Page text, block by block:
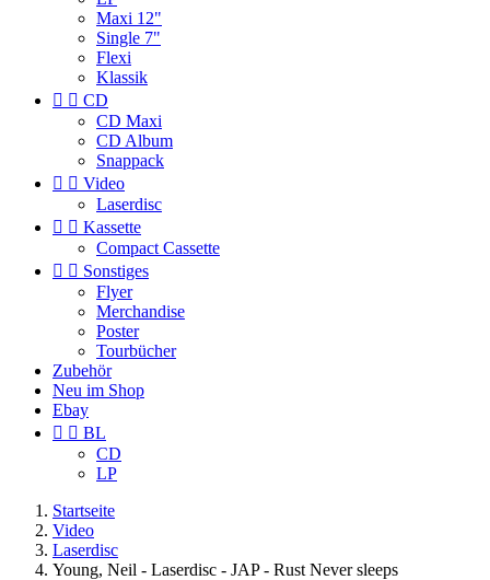
Maxi 12"
Single 7"
Flexi
Klassik
  CD
CD Maxi
CD Album
Snappack
  Video
Laserdisc
  Kassette
Compact Cassette
  Sonstiges
Flyer
Merchandise
Poster
Tourbücher
Zubehör
Neu im Shop
Ebay
  BL
CD
LP
Startseite
Video
Laserdisc
Young, Neil - Laserdisc - JAP - Rust Never sleeps